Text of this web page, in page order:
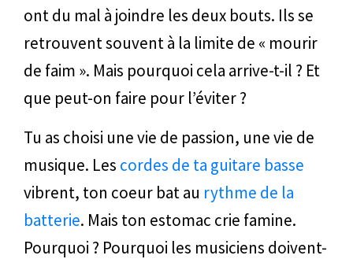
ont du mal à joindre les deux bouts. Ils se
retrouvent souvent à la limite de « mourir
de faim ». Mais pourquoi cela arrive-t-il ? Et
que peut-on faire pour l’éviter ?
Tu as choisi une vie de passion, une vie de
musique. Les cordes de ta guitare basse
vibrent, ton coeur bat au rythme de la
batterie. Mais ton estomac crie famine.
Pourquoi ? Pourquoi les musiciens doivent-